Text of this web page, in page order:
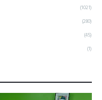
(1021)
(280)
(45)
(1)